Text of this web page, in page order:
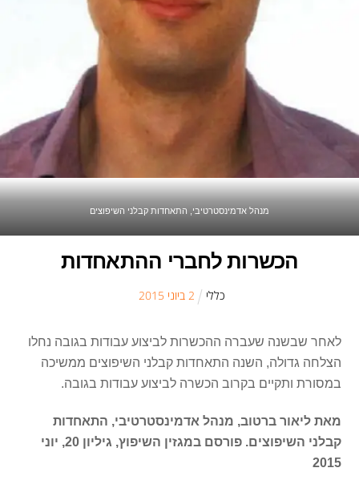
מנהל אדמינסטרטיבי, התאחדות קבלני השיפוצים
הכשרות לחברי ההתאחדות
כללי 2ביוני 2015
לאחר שבשנה שעברה ההכשרות לביצוע עבודות בגובה נחלו
הצלחה גדולה, השנה התאחדות קבלני השיפוצים ממשיכה
במסורת ותקיים בקרוב הכשרה לביצוע עבודות בגובה.
מאת ליאור ברטוב, מנהל אדמינסטרטיבי, התאחדות
קבלני השיפוצים. פורסם במגזין השיפוץ, גיליון 20, יוני
2015